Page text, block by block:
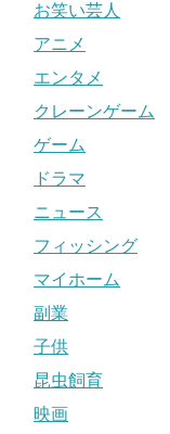
お笑い芸人
アニメ
エンタメ
クレーンゲーム
ゲーム
ドラマ
ニュース
フィッシング
マイホーム
副業
子供
昆虫飼育
映画